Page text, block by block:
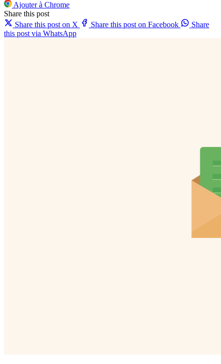
Ajouter à Chrome
Share this post
Share this post on X
Share this post on Facebook
Share
this post via WhatsApp